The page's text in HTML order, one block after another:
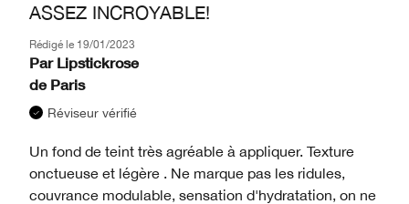
ASSEZ INCROYABLE!
Rédigé le 19/01/2023
Par Lipstickrose
de Paris
Réviseur vérifié
Un fond de teint très agréable à appliquer. Texture
onctueuse et légère . Ne marque pas les ridules,
couvrance modulable, sensation d'hydratation, on ne